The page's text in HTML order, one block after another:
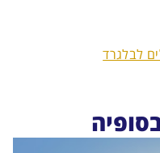
לבלגרד